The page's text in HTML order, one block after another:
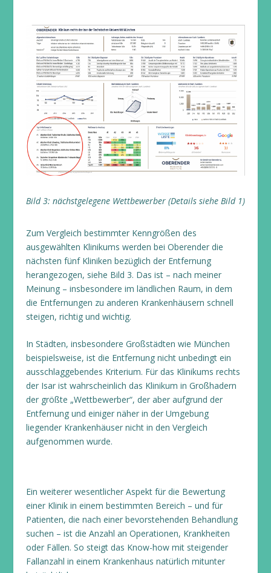
Bild 3: nächstgelegene Wettbewerber (Details siehe Bild 1)
Zum Vergleich bestimmter Kenngrößen des
ausgewählten Klinikums werden bei Oberender die
nächsten fünf Kliniken bezüglich der Entfernung
herangezogen, siehe Bild 3. Das ist – nach meiner
Meinung – insbesondere im ländlichen Raum, in dem
die Entfernungen zu anderen Krankenhäusern schnell
steigen, richtig und wichtig.
In Städten, insbesondere Großstädten wie München
beispielsweise, ist die Entfernung nicht unbedingt ein
ausschlaggebendes Kriterium. Für das Klinikums rechts
der Isar ist wahrscheinlich das Klinikum in Großhadern
der größte „Wettbewerber“, der aber aufgrund der
Entfernung und einiger näher in der Umgebung
liegender Krankenhäuser nicht in den Vergleich
aufgenommen wurde.
Ein weiterer wesentlicher Aspekt für die Bewertung
einer Klinik in einem bestimmten Bereich – und für
Patienten, die nach einer bevorstehenden Behandlung
suchen – ist die Anzahl an Operationen, Krankheiten
oder Fällen. So steigt das Know-how mit steigender
Fallanzahl in einem Krankenhaus natürlich mitunter